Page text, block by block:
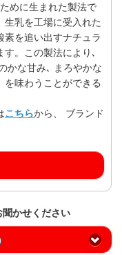
めに生まれた製法で
生乳を工場に受入れた
素を追い出すナチュラ
。この製法により､
かな甘み､ まろやかな
を味わうことができる
こちらから、 ブランド
かせください